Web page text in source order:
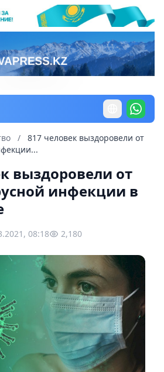
/
817 человек выздоровели от
выздоровели от
инфекции в
08:18 2,180